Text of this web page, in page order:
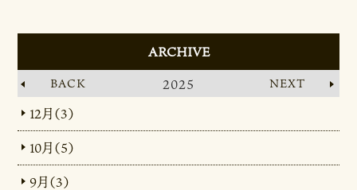
ARCHIVE
BACK 2025 NEXT
12月（3）
10月（5）
9月（3）